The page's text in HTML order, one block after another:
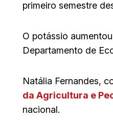
primeiro semestre
O potássio
Departamento de
Natália Fernandes,
da Agricultura e
nacional.